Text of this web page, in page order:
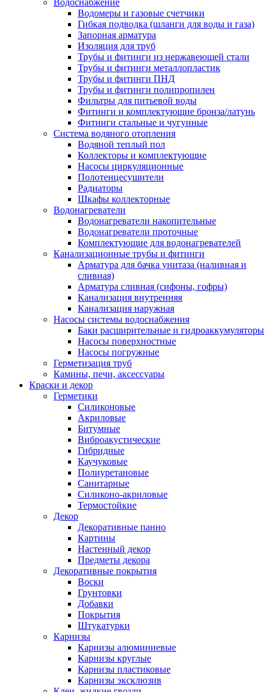
Водоснабжение
Водомеры и газовые счетчики
Гибкая подводка (шланги для воды и газа)
Запорная арматура
Изоляция для труб
Трубы и фитинги из нержавеющей стали
Трубы и фитинги металлопластик
Трубы и фитинги ПНД
Трубы и фитинги полипропилен
Фильтры для питьевой воды
Фитинги и комплектующие бронза/латунь
Фитинги стальные и чугунные
Система водяного отопления
Водяной теплый пол
Коллекторы и комплектующие
Насосы циркуляционные
Полотенцесушители
Радиаторы
Шкафы коллекторные
Водонагреватели
Водонагреватели накопительные
Водонагреватели проточные
Комплектующие для водонагревателей
Канализационные трубы и фитинги
Арматура для бачка унитаза (наливная и
сливная)
Арматура сливная (сифоны, гофры)
Канализация внутренняя
Канализация наружная
Насосы системы водоснабжения
Баки расширительные и гидроаккумуляторы
Насосы поверхностные
Насосы погружные
Герметизация труб
Камины, печи, аксессуары
Краски и декор
Герметики
Силиконовые
Акриловые
Битумные
Виброакустические
Гибридные
Каучуковые
Полиуретановые
Санитарные
Силиконо-акриловые
Термостойкие
Декор
Декоративные панно
Картины
Настенный декор
Предметы декора
Декоративные покрытия
Воски
Грунтовки
Добавки
Покрытия
Штукатурки
Карнизы
Карнизы алюминиевые
Карнизы круглые
Карнизы пластиковые
Карнизы эксклюзив